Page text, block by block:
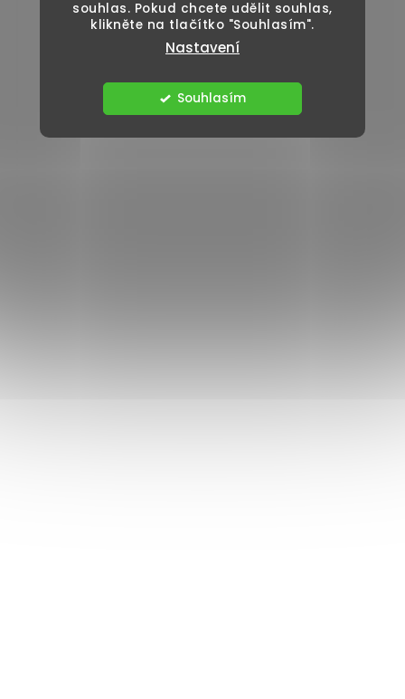
souhlas. Pokud chcete udělit souhlas,
klikněte na tlačítko "Souhlasím".
Nastavení
Souhlasím